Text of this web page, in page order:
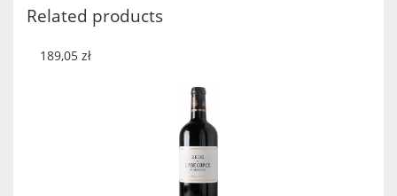
Related products
189,05 zł